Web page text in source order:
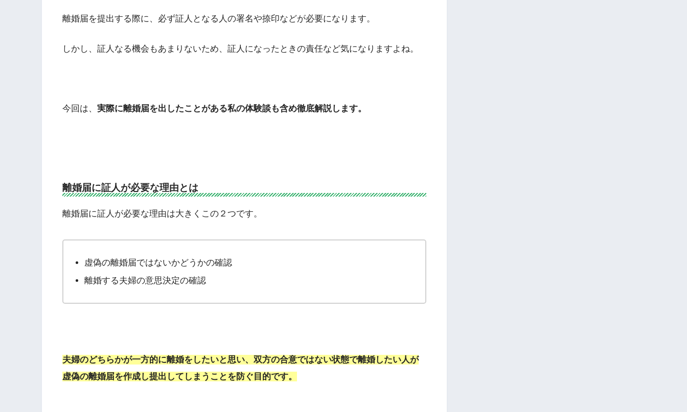
離婚届を提出する際に、必ず証人となる人の署名や捺印などが必要になります。
しかし、証人なる機会もあまりないため、証人になったときの責任など気になりますよね。
今回は、 実際に離婚届を出したことがある私の体験談も含め徹底解説します。
離婚届に証人が必要な理由とは
離婚届に証人が必要な理由は大きくこの２つです。
虚偽の離婚届ではないかどうかの確認
離婚する夫婦の意思決定の確認
夫婦のどちらかが一方的に離婚をしたいと思い、双方の合意ではない状態で離婚したい人が
虚偽の離婚届を作成し提出してしまうことを防ぐ目的です。